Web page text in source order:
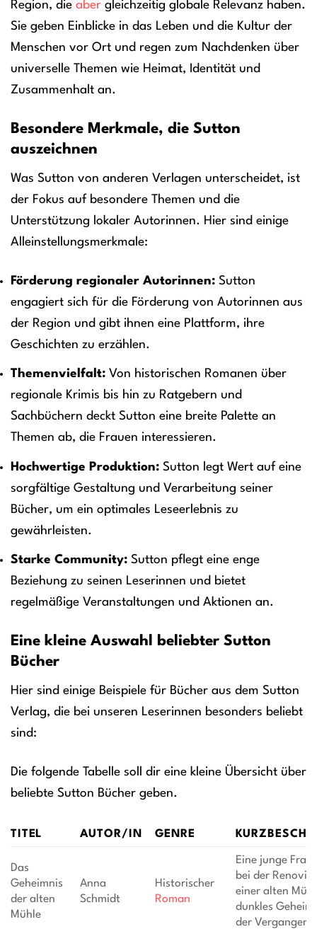
Region, die aber gleichzeitig globale Relevanz haben.
Sie geben Einblicke in das Leben und die Kultur der
Menschen vor Ort und regen zum Nachdenken über
universelle Themen wie Heimat, Identität und
Zusammenhalt an.
Besondere Merkmale, die Sutton
auszeichnen
Was Sutton von anderen Verlagen unterscheidet, ist
der Fokus auf besondere Themen und die
Unterstützung lokaler Autorinnen. Hier sind einige
Alleinstellungsmerkmale:
Förderung regionaler Autorinnen: Sutton
engagiert sich für die Förderung von Autorinnen aus
der Region und gibt ihnen eine Plattform, ihre
Geschichten zu erzählen.
Themenvielfalt: Von historischen Romanen über
regionale Krimis bis hin zu Ratgebern und
Sachbüchern deckt Sutton eine breite Palette an
Themen ab, die Frauen interessieren.
Hochwertige Produktion: Sutton legt Wert auf eine
sorgfältige Gestaltung und Verarbeitung seiner
Bücher, um ein optimales Leseerlebnis zu
gewährleisten.
Starke Community: Sutton pflegt eine enge
Beziehung zu seinen Leserinnen und bietet
regelmäßige Veranstaltungen und Aktionen an.
Eine kleine Auswahl beliebter Sutton
Bücher
Hier sind einige Beispiele für Bücher aus dem Sutton
Verlag, die bei unseren Leserinnen besonders beliebt
sind:
Die folgende Tabelle soll dir eine kleine Übersicht über
beliebte Sutton Bücher geben.
TITEL AUTOR/IN GENRE
Das
Geheimnis
der alten
Mühle
Anna
Schmidt
Historischer
Roman
Eine junge Frau
bei der
einer alten
dunkles
der